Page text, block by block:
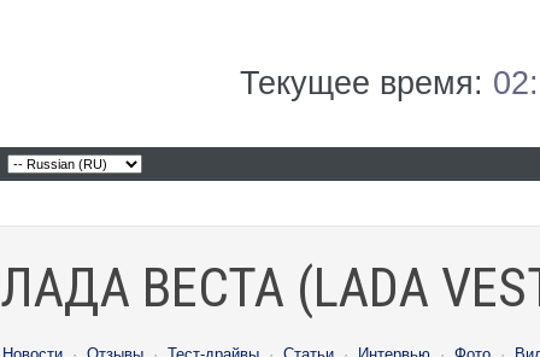
Текущее время:
ЛАДА ВЕСТА (LADA